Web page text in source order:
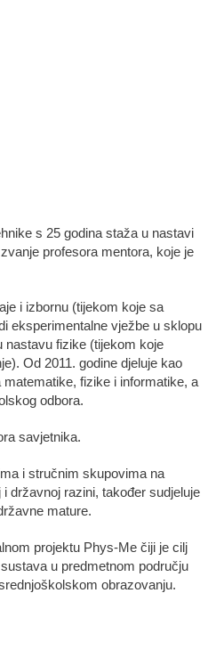
s 25 godina staža u nastavi
profesora mentora, koje je
i izbornu (tijekom koje sa
eksperimentalne vježbe u sklopu
nastavu fizike (tijekom koje
Od 2011. godine djeluje kao
fizike i informatike, a
odbora.
savjetnika.
i stručnim skupovima na
državnoj razini, također sudjeluje
mature.
projektu Phys-Me čiji je cilj
u predmetnom području
obrazovanju.